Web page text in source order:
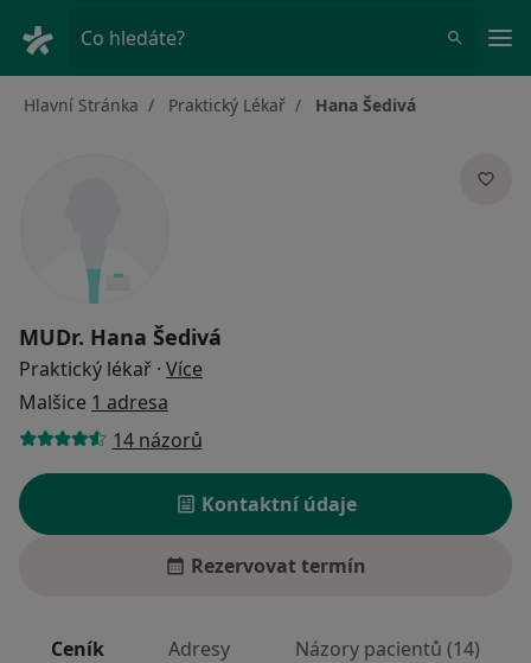
Co hledáte?
Hlavní Stránka Praktický Lékař Hana Šedivá
MUDr. Hana Šedivá
Praktický lékař · Více
Malšice 1 adresa
14 názorů
Kontaktní údaje
Rezervovat termín
Ceník Adresy Názory pacientů (14)